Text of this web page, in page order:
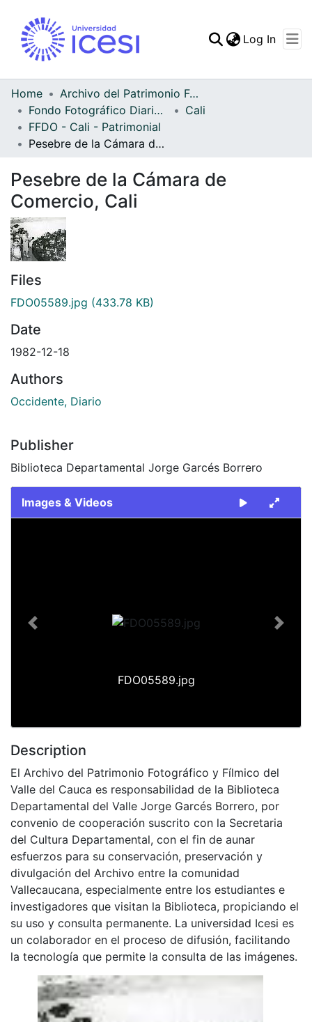
Statistics
Log In
Home
Archivo del Patrimonio Fotográfico y Fílmico del Valle del Cauca
Fondo Fotográfico Diario Occidente
Cali
FFDO - Cali - Patrimonial
Pesebre de la Cámara de Comercio, Cali
Pesebre de la Cámara de
Comercio, Cali
Files
FDO05589.jpg (433.78 KB)
Date
1982-12-18
Authors
Occidente, Diario
Publisher
Biblioteca Departamental Jorge Garcés Borrero
Images & Videos
FDO05589.jpg
Previous Next
Description
El Archivo del Patrimonio Fotográfico y Fílmico del
Valle del Cauca es responsabilidad de la Biblioteca
Departamental del Valle Jorge Garcés Borrero, por
convenio de cooperación suscrito con la Secretaria
del Cultura Departamental, con el fin de aunar
esfuerzos para su conservación, preservación y
divulgación del Archivo entre la comunidad
Vallecaucana, especialmente entre los estudiantes e
investigadores que visitan la Biblioteca, propiciando el
su uso y consulta permanente. La universidad Icesi es
un colaborador en el proceso de difusión, facilitando
la tecnología que permite la consulta de las imágenes.